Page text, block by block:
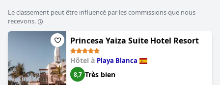
Le classement peut être influencé par les commissions que nous
recevons.
Princesa Yaiza Suite Hotel Resort
Hôtel à Playa Blanca
8,7 Très bien